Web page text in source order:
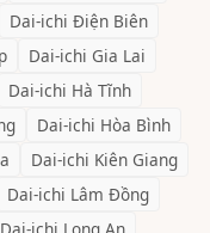
Dai-ichi Điện Biên
Dai-ichi Gia Lai
Dai-ichi Hà Tĩnh
Dai-ichi Hòa Bình
Dai-ichi Kiên Giang
Dai-ichi Lâm Đồng